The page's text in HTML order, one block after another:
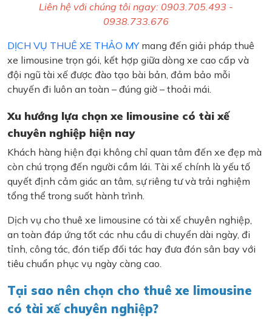
Liên hệ với chúng tôi ngay: 0903.705.493 -
0938.733.676
DỊCH VỤ THUÊ XE THẢO MYmang đến giải pháp thuê
xe limousine trọn gói, kết hợp giữa dòng xe cao cấp và
đội ngũ tài xế được đào tạo bài bản, đảm bảo mỗi
chuyến đi luôn an toàn – đúng giờ – thoải mái.
Xu hướng lựa chọn xe limousine có tài xế
chuyên nghiệp hiện nay
Khách hàng hiện đại không chỉ quan tâm đến xe đẹp mà
còn chú trọng đến người cầm lái. Tài xế chính là yếu tố
quyết định cảm giác an tâm, sự riêng tư và trải nghiệm
tổng thể trong suốt hành trình.
Dịch vụ cho thuê xe limousine có tài xế chuyên nghiệp,
an toàn đáp ứng tốt các nhu cầu di chuyển dài ngày, đi
tỉnh, công tác, đón tiếp đối tác hay đưa đón sân bay với
tiêu chuẩn phục vụ ngày càng cao.
Tại sao nên chọn cho thuê xe limousine
có tài xế chuyên nghiệp?